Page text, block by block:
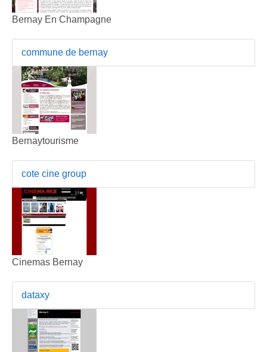
Bernay En Champagne
commune de bernay
Bernaytourisme
cote cine group
Cinemas Bernay
dataxy